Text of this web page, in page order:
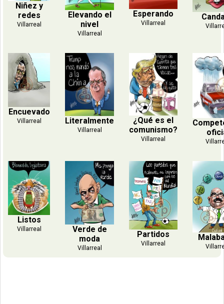
Niñez y
redes
Villarreal
Elevando el
nivel
Villarreal
Esperando
Villarreal
Encuevado
Villarreal Literalmente
Villarreal
¿Qué es el
comunismo?
Villarreal
Listos
Villarreal
Verde de
moda
Villarreal
Partidos
Villarreal